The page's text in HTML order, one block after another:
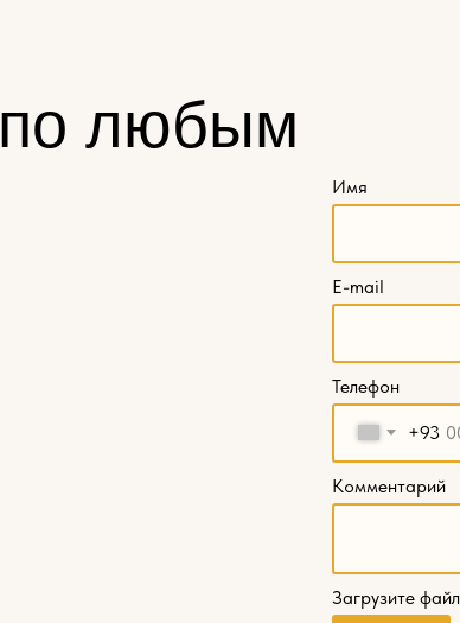
по любым
Имя
E-mail
Телефон
+93
Комментарий
Загрузите файл